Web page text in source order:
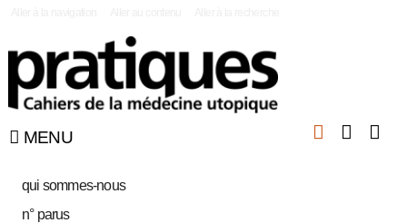
MENU
qui sommes-nous
n° parus